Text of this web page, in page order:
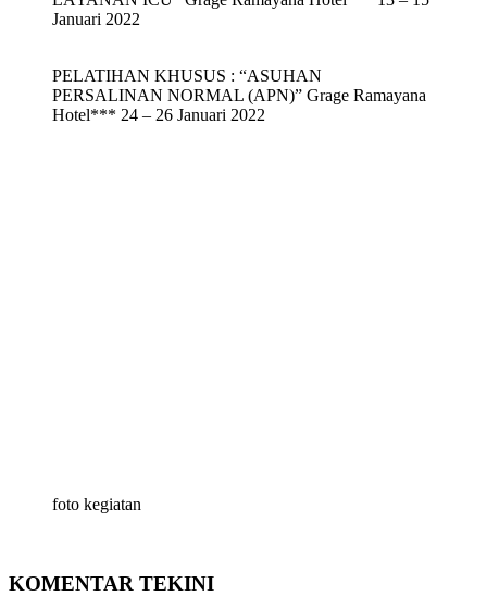
Januari 2022
PELATIHAN KHUSUS : “ASUHAN
PERSALINAN NORMAL (APN)” Grage Ramayana
Hotel*** 24 – 26 Januari 2022
foto kegiatan
KOMENTAR TEKINI